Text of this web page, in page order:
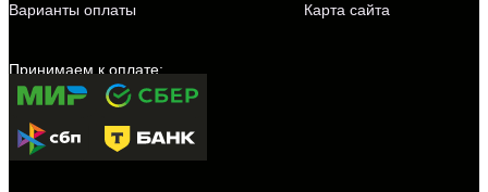
Варианты оплаты
Карта сайта